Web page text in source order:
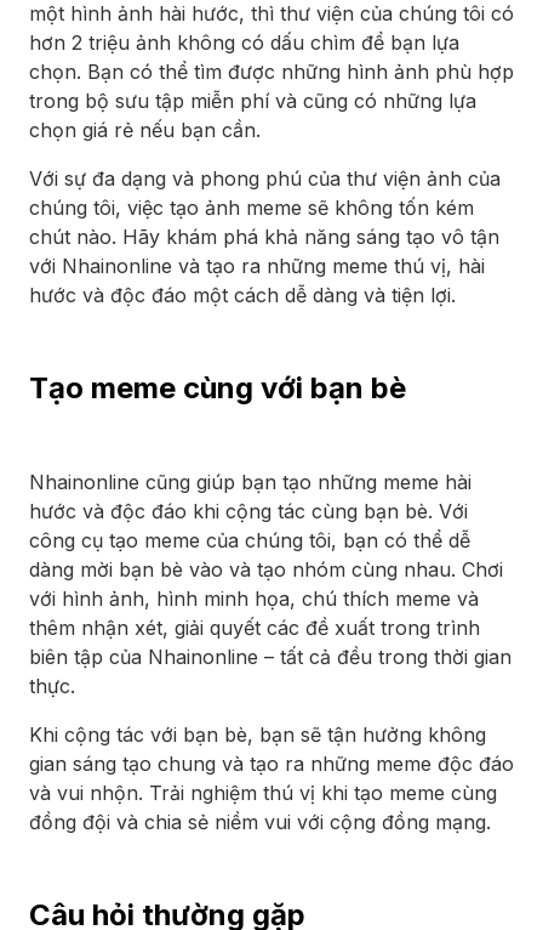
một hình ảnh hài hước, thì thư viện của chúng tôi có
hơn 2 triệu ảnh không có dấu chìm để bạn lựa
chọn. Bạn có thể tìm được những hình ảnh phù hợp
trong bộ sưu tập miễn phí và cũng có những lựa
chọn giá rẻ nếu bạn cần.
Với sự đa dạng và phong phú của thư viện ảnh của
chúng tôi, việc tạo ảnh meme sẽ không tốn kém
chút nào. Hãy khám phá khả năng sáng tạo vô tận
với Nhainonline và tạo ra những meme thú vị, hài
hước và độc đáo một cách dễ dàng và tiện lợi.
Tạo meme cùng với bạn bè
Nhainonline cũng giúp bạn tạo những meme hài
hước và độc đáo khi cộng tác cùng bạn bè. Với
công cụ tạo meme của chúng tôi, bạn có thể dễ
dàng mời bạn bè vào và tạo nhóm cùng nhau. Chơi
với hình ảnh, hình minh họa, chú thích meme và
thêm nhận xét, giải quyết các đề xuất trong trình
biên tập của Nhainonline – tất cả đều trong thời gian
thực.
Khi cộng tác với bạn bè, bạn sẽ tận hưởng không
gian sáng tạo chung và tạo ra những meme độc đáo
và vui nhộn. Trải nghiệm thú vị khi tạo meme cùng
đồng đội và chia sẻ niềm vui với cộng đồng mạng.
Câu hỏi thường gặp